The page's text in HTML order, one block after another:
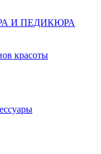
И ПЕДИКЮРА
красоты